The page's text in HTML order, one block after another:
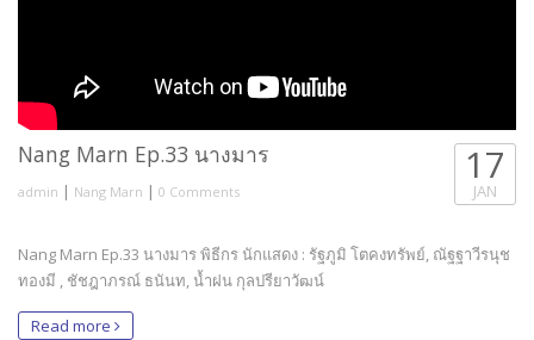
Nang Marn Ep.33 นางมาร
admin | Nang Marn | 0 Comments
17
JAN
Nang Marn Ep.33 นางมาร พิธีกร นักแสดง : รัฐภูมิ โตคงทรัพย์, ณัฐฐาวีรนุช
ทองมี , ชัชฎาภรณ์ ธนันท, น้ำฝน กุลปรียาวัฒน์
Read more